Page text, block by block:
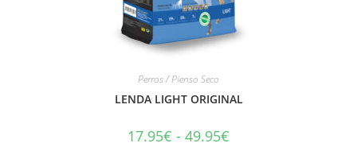
Perros / Pienso Seco
LENDA LIGHT ORIGINAL
17.95€ - 49.95€